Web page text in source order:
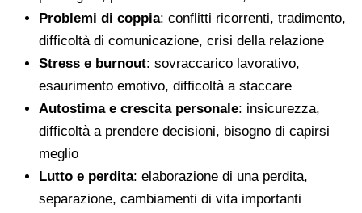
Problemi di coppia: conflitti ricorrenti, tradimento,
difficoltà di comunicazione, crisi della relazione
Stress e burnout: sovraccarico lavorativo,
esaurimento emotivo, difficoltà a staccare
Autostima e crescita personale: insicurezza,
difficoltà a prendere decisioni, bisogno di capirsi
meglio
Lutto e perdita: elaborazione di una perdita,
separazione, cambiamenti di vita importanti